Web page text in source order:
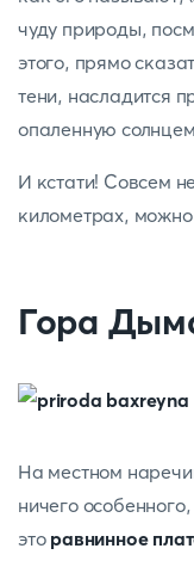
чуду природы,
этого, прямо
тени, насладится
опаленную
И кстати! Совсем
километрах,
Гора
На местном
ничего
это равнинное